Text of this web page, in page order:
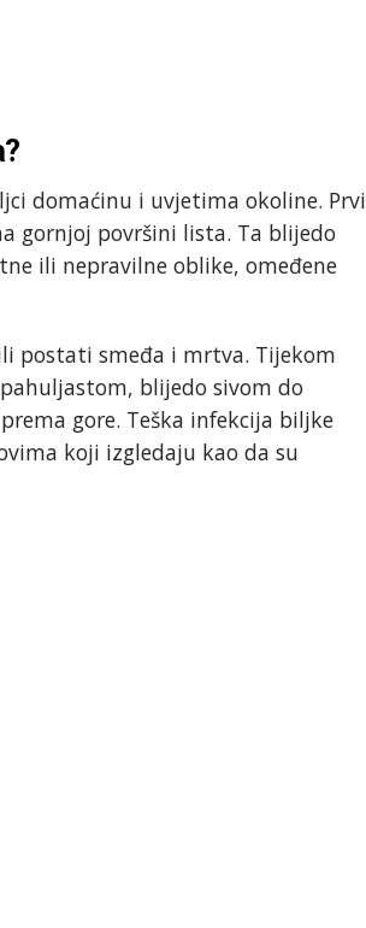
domaćinu i uvjetima okoline. Prvi
gornjoj površini lista. Ta blijedo
ili nepravilne oblike, omeđene
postati smeđa i mrtva. Tijekom
blijedo sivom do
gore. Teška infekcija biljke
koji izgledaju kao da su